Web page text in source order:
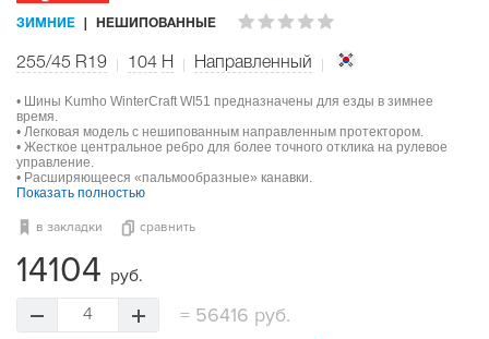
ЗИМНИЕ НЕШИПОВАННЫЕ
255/45 R19 104 H Направленный
• Шины Kumho WinterCraft WI51 предназначены для езды в зимнее
время.
• Легковая модель с нешипованным направленным протектором.
• Жесткое центральное ребро для более точного отклика на рулевое
управление.
• Расширяющееся «пальмообразные» канавки.
Показать полностью
в закладки сравнить
14104 руб.
4 = 56416 руб.